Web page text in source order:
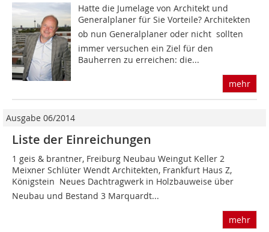
Hatte die Jumelage von Architekt und
Generalplaner für Sie Vorteile? Architekten 
ob nun Generalplaner oder nicht  sollten
immer versuchen ein Ziel für den
Bauherren zu erreichen: die...
mehr
Ausgabe 06/2014
Liste der Einreichungen
1 geis & brantner, Freiburg Neubau Weingut Keller 2
Meixner Schlüter Wendt Architekten, Frankfurt Haus Z,
Königstein  Neues Dachtragwerk in Holzbauweise über
Neubau und Bestand 3 Marquardt...
mehr